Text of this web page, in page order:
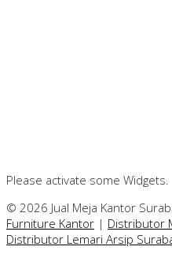
Please activate some Widgets.
© 2026 Jual Meja Kantor
Furniture Kantor | Distributor
Distributor Lemari Arsip